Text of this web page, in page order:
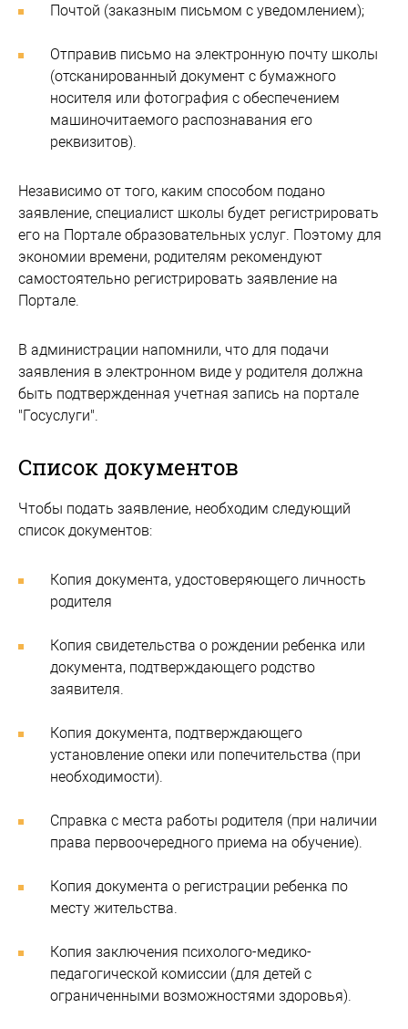
Почтой (заказным письмом с уведомлением);
Отправив письмо на электронную почту школы
(отсканированный документ с бумажного
носителя или фотография с обеспечением
машиночитаемого распознавания его
реквизитов).
Независимо от того, каким способом подано
заявление, специалист школы будет регистрировать
его на Портале образовательных услуг. Поэтому для
экономии времени, родителям рекомендуют
самостоятельно регистрировать заявление на
Портале.
В администрации напомнили, что для подачи
заявления в электронном виде у родителя должна
быть подтвержденная учетная запись на портале
"Госуслуги".
Список документов
Чтобы подать заявление, необходим следующий
список документов:
Копия документа, удостоверяющего личность
родителя
Копия свидетельства о рождении ребенка или
документа, подтверждающего родство
заявителя.
Копия документа, подтверждающего
установление опеки или попечительства (при
необходимости).
Справка с места работы родителя (при наличии
права первоочередного приема на обучение).
Копия документа о регистрации ребенка по
месту жительства.
Копия заключения психолого-медико-
педагогической комиссии (для детей с
ограниченными возможностями здоровья).